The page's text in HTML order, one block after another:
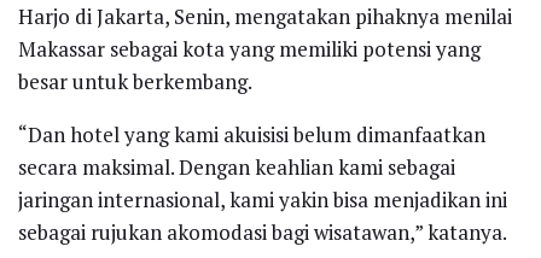
Harjo di Jakarta, Senin, mengatakan pihaknya menilai
Makassar sebagai kota yang memiliki potensi yang
besar untuk berkembang.
“Dan hotel yang kami akuisisi belum dimanfaatkan
secara maksimal. Dengan keahlian kami sebagai
jaringan internasional, kami yakin bisa menjadikan ini
sebagai rujukan akomodasi bagi wisatawan,” katanya.